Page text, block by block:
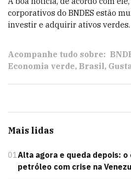
corporativos do BNDES estão
investir e adquirir ativos verdes.
Acompanhe tudo sobre:
Economia verde Brasil
Mais lidas
01Alta agora e queda depois:
petróleo com crise na